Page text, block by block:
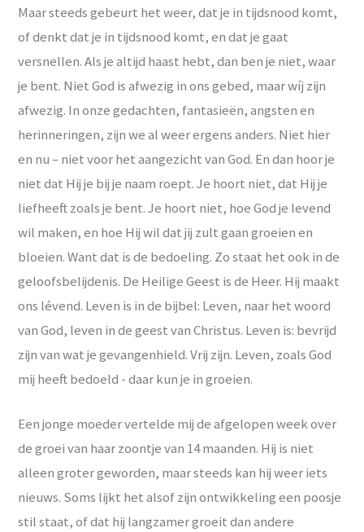
Maar steeds gebeurt het weer, dat je in tijdsnood komt,
of denkt dat je in tijdsnood komt, en dat je gaat
versnellen. Als je altijd haast hebt, dan ben je niet, waar
je bent. Niet God is afwezig in ons gebed, maar wíj zijn
afwezig. In onze gedachten, fantasieën, angsten en
herinneringen, zijn we al weer ergens anders. Niet hier
en nu – niet voor het aangezicht van God. En dan hoor je
niet dat Hij je bij je naam roept. Je hoort niet, dat Hij je
liefheeft zoals je bent. Je hoort niet, hoe God je levend
wil maken, en hoe Hij wil dat jij zult gaan groeien en
bloeien. Want dat is de bedoeling. Zo staat het ook in de
geloofsbelijdenis. De Heilige Geest is de Heer. Hij maakt
ons lévend. Leven is in de bijbel: Leven, naar het woord
van God, leven in de geest van Christus. Leven is: bevrijd
zijn van wat je gevangenhield. Vrij zijn. Leven, zoals God
mij heeft bedoeld - daar kun je in groeien.
Een jonge moeder vertelde mij de afgelopen week over
de groei van haar zoontje van 14 maanden. Hij is niet
alleen groter geworden, maar steeds kan hij weer iets
nieuws. Soms lijkt het alsof zijn ontwikkeling een poosje
stil staat, of dat hij langzamer groeit dan andere